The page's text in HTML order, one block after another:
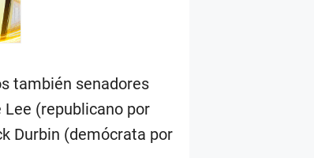
también senadores
(republicano por
Durbin (demócrata por